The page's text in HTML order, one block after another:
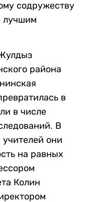
содружеству
лучшим
района
в
в числе
В
учителей они
на равных
Колин